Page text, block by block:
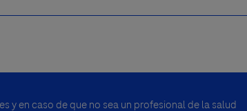
y en caso de que no sea un profesional de la salud